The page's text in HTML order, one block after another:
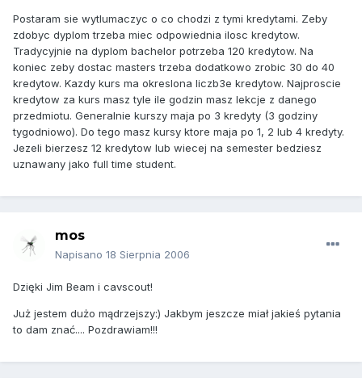
Postaram sie wytlumaczyc o co chodzi z tymi kredytami. Zeby
zdobyc dyplom trzeba miec odpowiednia ilosc kredytow.
Tradycyjnie na dyplom bachelor potrzeba 120 kredytow. Na
koniec zeby dostac masters trzeba dodatkowo zrobic 30 do 40
kredytow. Kazdy kurs ma okreslona liczb3e kredytow. Najproscie
kredytow za kurs masz tyle ile godzin masz lekcje z danego
przedmiotu. Generalnie kurszy maja po 3 kredyty (3 godziny
tygodniowo). Do tego masz kursy ktore maja po 1, 2 lub 4 kredyty.
Jezeli bierzesz 12 kredytow lub wiecej na semester bedziesz
uznawany jako full time student.
mos
Napisano 18 Sierpnia 2006
Dzięki Jim Beam i cavscout!
Już jestem dużo mądrzejszy:) Jakbym jeszcze miał jakieś pytania
to dam znać.... Pozdrawiam!!!